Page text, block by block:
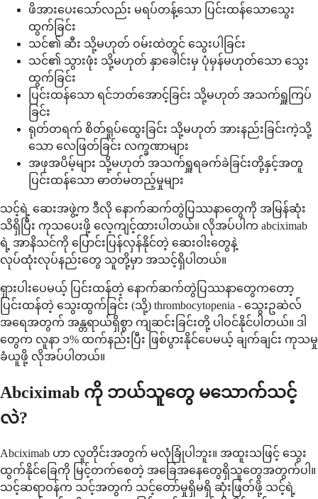
ဖိအားပေးသော်လည်း မရပ်တန့်သော ပြင်းထန်သောသွေး
ထွက်ခြင်း
သင်၏ ဆီး သို့မဟုတ် ဝမ်းထဲတွင် သွေးပါခြင်း
သင်၏ သွားဖုံး သို့မဟုတ် နှာခေါင်းမှ ပုံမှန်မဟုတ်သော သွေး
ထွက်ခြင်း
ပြင်းထန်သော ရင်ဘတ်အောင့်ခြင်း သို့မဟုတ် အသက်ရှူကြပ်
ခြင်း
ရုတ်တရက် စိတ်ရှုပ်ထွေးခြင်း သို့မဟုတ် အားနည်းခြင်းကဲ့သို့
သော လေဖြတ်ခြင်း လက္ခဏာများ
အဖုအပိမ့်များ သို့မဟုတ် အသက်ရှူရခက်ခဲခြင်းတို့နှင့်အတူ
ပြင်းထန်သော ဓာတ်မတည့်မှုများ
သင့်ရဲ့ ဆေးအဖွဲ့က ဒီလို နောက်ဆက်တွဲပြဿနာတွေကို အမြန်ဆုံး
သိရှိပြီး ကုသပေးဖို့ လေ့ကျင့်ထားပါတယ်။ လိုအပ်ပါက abciximab
ရဲ့ အာနိသင်ကို ပြောင်းပြန်လှန်နိုင်တဲ့ ဆေးဝါးတွေနဲ့
လုပ်ထုံးလုပ်နည်းတွေ သူတို့မှာ အသင့်ရှိပါတယ်။
ရှားပါးပေမယ့် ပြင်းထန်တဲ့ နောက်ဆက်တွဲပြဿနာတွေကတော့
ပြင်းထန်တဲ့ သွေးထွက်ခြင်း (သို့) thrombocytopenia - သွေးဥဆဲလ်
အရေအတွက် အန္တရာယ်ရှိစွာ ကျဆင်းခြင်းတို့ ပါဝင်နိုင်ပါတယ်။ ဒါ
တွေက လူနာ ၁% ထက်နည်းပြီး ဖြစ်ပွားနိုင်ပေမယ့် ချက်ချင်း ကုသမှု
ခံယူဖို့ လိုအပ်ပါတယ်။
Abciximab ကို ဘယ်သူတွေ မသောက်သင့်
လဲ?
Abciximab ဟာ လူတိုင်းအတွက် မလုံခြုံပါဘူး။ အထူးသဖြင့် သွေး
ထွက်နိုင်ခြေကို မြင့်တက်စေတဲ့ အခြေအနေတွေရှိသူတွေအတွက်ပါ။
သင့်ဆရာဝန်က သင့်အတွက် သင့်တော်မှုရှိမရှိ ဆုံးဖြတ်ဖို့ သင့်ရဲ့